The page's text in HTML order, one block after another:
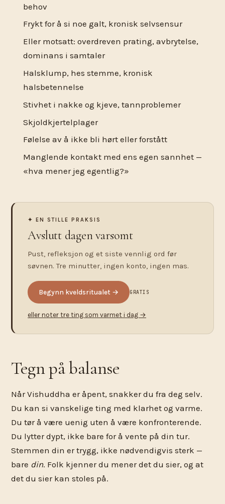
behov
Frykt for å si noe galt, kronisk selvsensur
Eller motsatt: overdreven prating, avbrytelse,
dominans i samtaler
Halsklump, hes stemme, kronisk
halsbetennelse
Stivhet i nakke og kjeve, tannproblemer
Skjoldkjertelplager
Følelse av å ikke bli hørt eller forstått
Manglende kontakt med ens egen sannhet —
«hva mener jeg egentlig?»
✦ EN STILLE PRAKSIS
Avslutt dagen varsomt
Pust, refleksjon og et siste vennlig ord før
søvnen. Tre minutter, ingen konto, ingen mas.
Begynn kveldsritualet → GRATIS
eller noter tre ting som varmet i dag →
Tegn på balanse
Når Vishuddha er åpent, snakker du fra deg selv.
Du kan si vanskelige ting med klarhet og varme.
Du tør å være uenig uten å være konfronterende.
Du lytter dypt, ikke bare for å vente på din tur.
Stemmen din er trygg, ikke nødvendigvis sterk —
bare din. Folk kjenner du mener det du sier, og at
det du sier kan stoles på.